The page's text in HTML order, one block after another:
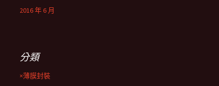
2016 年 6 月
分類
×薄膜封裝